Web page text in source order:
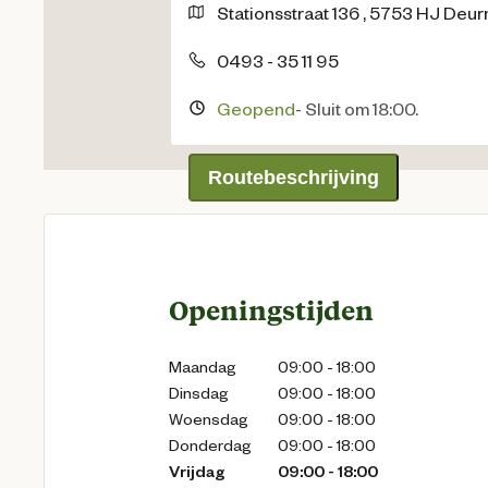
Stationsstraat136 5753 HJ
0493 - 35 11 95
Geopend- Sluit om 18:00.
Routebeschrijving
Openingstijden
Maandag
09:00 - 18:00
Dinsdag
09:00 - 18:00
Woensdag
09:00 - 18:00
Donderdag
09:00 - 18:00
Vrijdag
09:00 - 18:00